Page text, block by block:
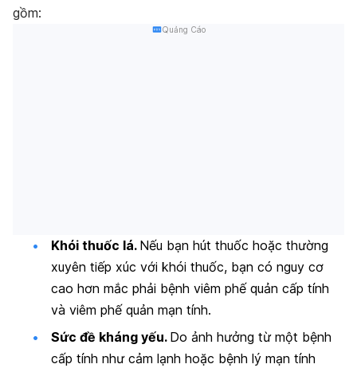
gồm:
Quảng Cáo
Khói thuốc lá. Nếu bạn hút thuốc hoặc thường
xuyên tiếp xúc với khói thuốc, bạn có nguy cơ
cao hơn mắc phải bệnh viêm phế quản cấp tính
và viêm phế quản mạn tính.
Sức đề kháng yếu. Do ảnh hưởng từ một bệnh
cấp tính như cảm lạnh hoặc bệnh lý mạn tính